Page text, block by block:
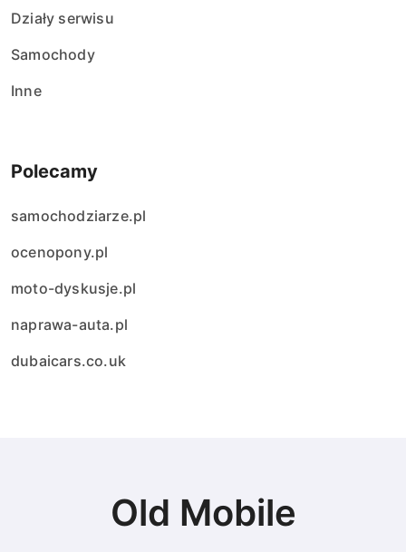
Działy serwisu
Samochody
Inne
Polecamy
samochodziarze.pl
ocenopony.pl
moto-dyskusje.pl
naprawa-auta.pl
dubaicars.co.uk
Old Mobile